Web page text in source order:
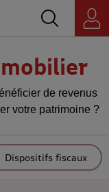
l'accueil de maif.fr
Accédez au
Espace
personnel
de revenus
votre patrimoine ?
Dispositifs fiscaux